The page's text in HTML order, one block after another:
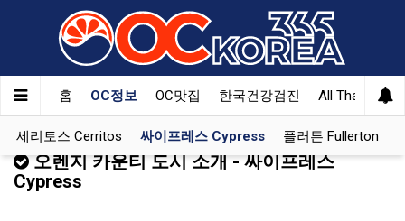
홈 OC정보 OC맛집 한국건강검진 All That Korea
세리토스 Cerritos 싸이프레스 Cypress 플러튼 Fullerton
오렌지 카운티 도시 소개 - 싸이프레스
Cypress